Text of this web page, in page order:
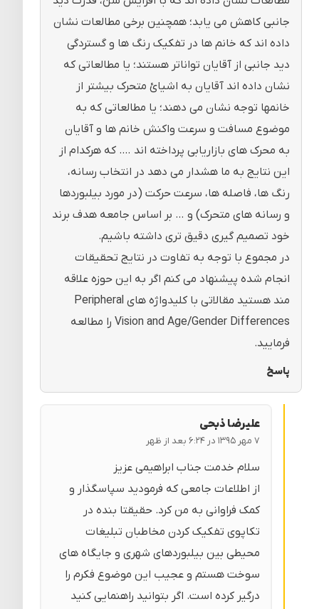
جانبی کاهش می یابد؛ همچنین برخی مطالعات نشان
داده اند که خانم ها در تفکیک رنگ ها و گستردگی
دید جانبی از آقایان تواناتر هستند؛ یا مطالعاتی که
نشان داده اند آقایان به اشیائ متحرک بیشتر از
خانمها توجه نشان می دهند؛ یا مطالعاتی که به
موضوع مسافت و سرعت واکنش خانم ها و آقایان
به محرک های بازاریابی پرداخته اند …. که هرکدام از
این نتایج به ما هشدار می دهد در انتخاب رسانه،
رنگ ها، فاصله ها، سرعت حرکت (در مورد بیلبوردها
و رسانه های متحرک) و … بر اساس جامعه هدف برند
خود تصمیم گیری دقیق تری داشته باشیم.
در مجموع با توجه به تفاوت در نتایج تحقیقات
انجام شده پیشنهاد می کنم اگر به این حوزه علاقه
مند هستید مقالاتی با کلیدواژه های Peripheral
Vision and Age/Gender Differences را مطالعه
فرمایید.
پاسخ
علیرضا ذبحی
۷ مهر ۱۳۹۵ در ۶:۲۴ بعد از ظهر
سلام خدمت جناب ابراهیمی عزیز
از اطلاعات جامعی که فرمودید سپاسگذار و
کمک فراوانی به من کرد. حقیقتا بنده در
تکاپوی تفکیک کردن مخاطبان تبلیغات
محیطی بین بیلبوردهای شهری و جایگاه های
سوخت هستم و عجیب این موضوع فکرم را
درگیر کرده است. اگر بتوانید راهنمایی کنید